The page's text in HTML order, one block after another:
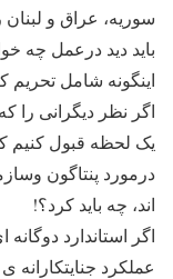
سوریه، عراق و لبنان
باید دید درعمل چه
اینگونه شامل تحریم
اگر نظر دیگرانی را
یک لحظه قبول کنیم
درمورد پنتاگون
اند، چه باید کرد؟!
اگر استاندارد
عملکرد جنایتکارانه